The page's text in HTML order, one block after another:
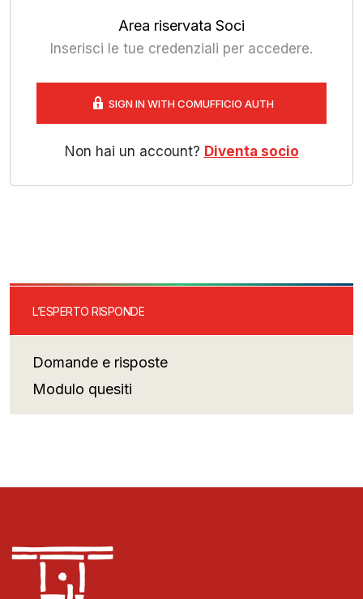
Area riservata Soci
Inserisci le tue credenziali per accedere.
SIGN IN WITH COMUFFICIO AUTH
Non hai un account? Diventa socio
L’ESPERTO RISPONDE
Domande e risposte
Modulo quesiti